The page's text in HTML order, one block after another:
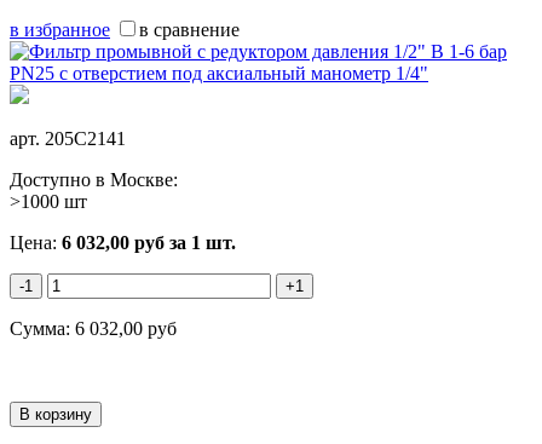
в избранное в сравнение
арт. 205C2141
Доступно в Москве:
>1000 шт
Цена: 6 032,00 руб за 1 шт.
-1 +1
Сумма: 6 032,00 руб